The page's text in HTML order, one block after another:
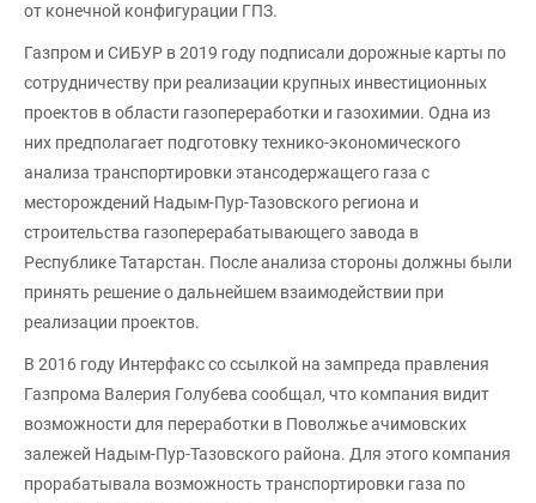
от конечной конфигурации ГПЗ.
Газпром и СИБУР в 2019 году подписали дорожные карты по
сотрудничеству при реализации крупных инвестиционных
проектов в области газопереработки и газохимии. Одна из
них предполагает подготовку технико-экономического
анализа транспортировки этансодержащего газа с
месторождений Надым-Пур-Тазовского региона и
строительства газоперерабатывающего завода в
Республике Татарстан. После анализа стороны должны были
принять решение о дальнейшем взаимодействии при
реализации проектов.
В 2016 году Интерфакс со ссылкой на зампреда правления
Газпрома Валерия Голубева сообщал, что компания видит
возможности для переработки в Поволжье ачимовских
залежей Надым-Пур-Тазовского района. Для этого компания
прорабатывала возможность транспортировки газа по